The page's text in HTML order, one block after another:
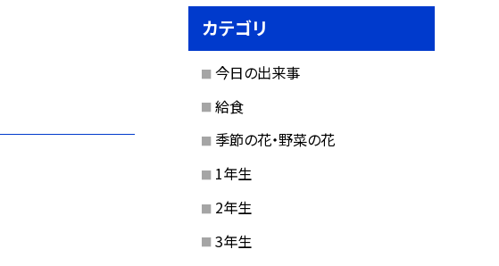
カテゴリ
今日の出来事
給食
季節の花・野菜の花
1年生
2年生
3年生